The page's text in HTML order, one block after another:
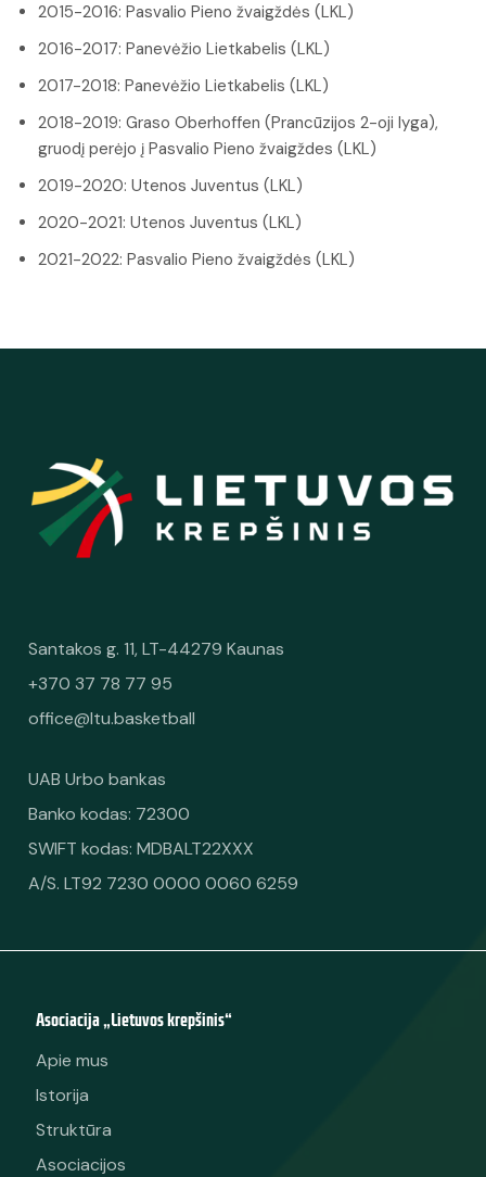
2015-2016: Pasvalio Pieno žvaigždės (LKL)
2016-2017: Panevėžio Lietkabelis (LKL)
2017-2018: Panevėžio Lietkabelis (LKL)
2018-2019: Graso Oberhoffen (Prancūzijos 2-oji lyga),
gruodį perėjo į Pasvalio Pieno žvaigždes (LKL)
2019-2020: Utenos Juventus (LKL)
2020-2021: Utenos Juventus (LKL)
2021-2022: Pasvalio Pieno žvaigždės (LKL)
Santakos g. 11, LT-44279 Kaunas
+370 37 78 77 95
office@ltu.basketball
UAB Urbo bankas
Banko kodas: 72300
SWIFT kodas: MDBALT22XXX
A/S. LT92 7230 0000 0060 6259
Asociacija „Lietuvos krepšinis“
Apie mus
Istorija
Struktūra
Asociacijos